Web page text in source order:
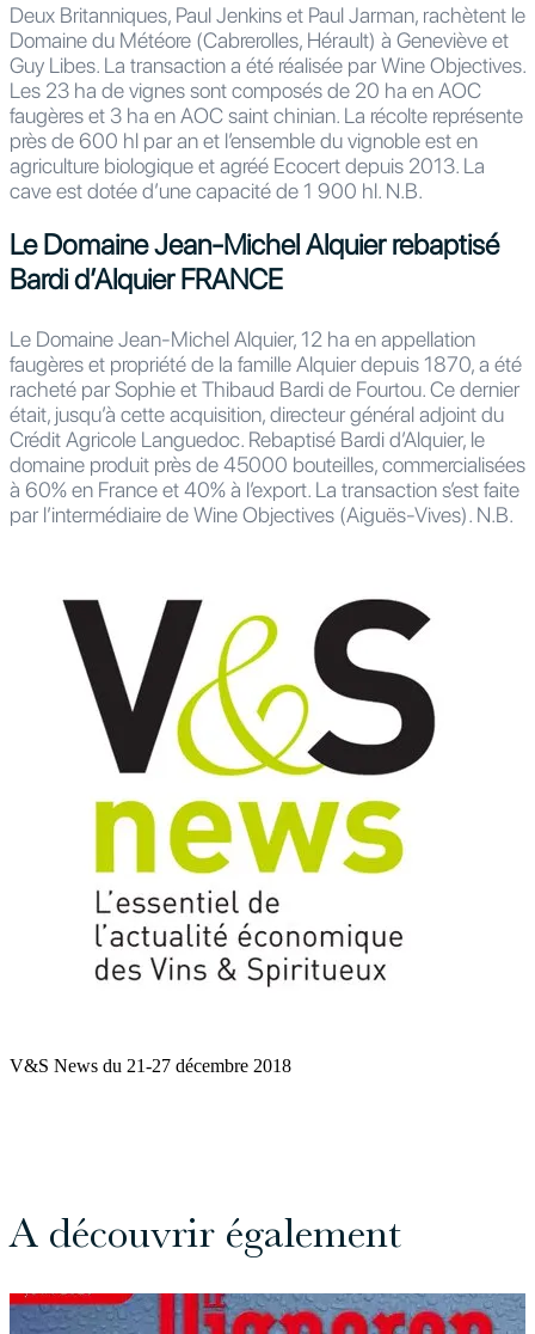
Deux Britanniques, Paul Jenkins et Paul Jarman, rachètent le
Domaine du Météore (Cabrerolles, Hérault) à Geneviève et
Guy Libes. La transaction a été réalisée par Wine Objectives.
Les 23 ha de vignes sont composés de 20 ha en AOC
faugères et 3 ha en AOC saint chinian. La récolte représente
près de 600 hl par an et l’ensemble du vignoble est en
agriculture biologique et agréé Ecocert depuis 2013. La
cave est dotée d’une capacité de 1 900 hl. N.B.
Le Domaine Jean-Michel Alquier rebaptisé
Bardi d’Alquier FRANCE
Le Domaine Jean-Michel Alquier, 12 ha en appellation
faugères et propriété de la famille Alquier depuis 1870, a été
racheté par Sophie et Thibaud Bardi de Fourtou. Ce dernier
était, jusqu’à cette acquisition, directeur général adjoint du
Crédit Agricole Languedoc. Rebaptisé Bardi d’Alquier, le
domaine produit près de 45000 bouteilles, commercialisées
à 60% en France et 40% à l’export. La transaction s’est faite
par l’intermédiaire de Wine Objectives (Aiguës-Vives). N.B.
V&S News du 21-27 décembre 2018
A découvrir également